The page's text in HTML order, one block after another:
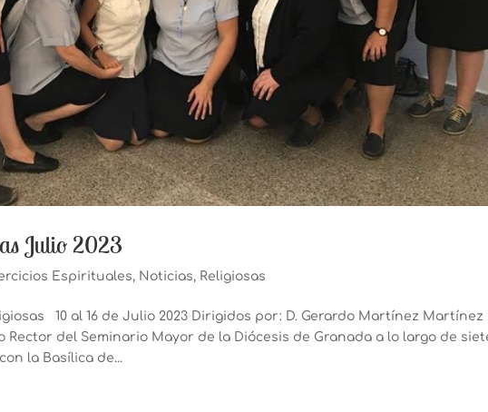
Julio 2023
Espirituales, Noticias, Religiosas
10 al 16 de Julio 2023 Dirigidos por: D. Gerardo Martínez Martínez
Rector del Seminario Mayor de la Diócesis de Granada a lo largo de
la Basílica de...